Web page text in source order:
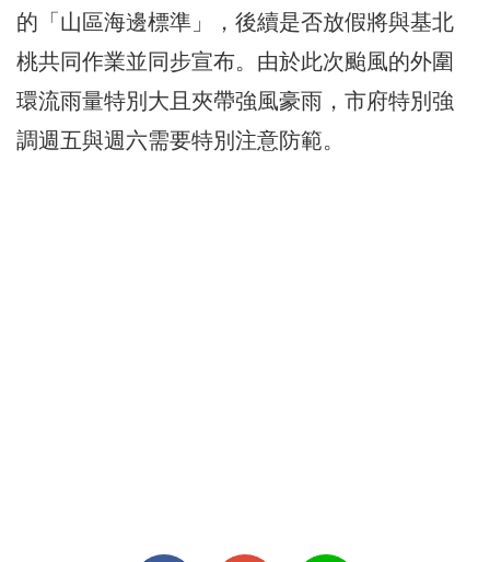
的「山區海邊標準」，後續是否放假將與基北
桃共同作業並同步宣布。由於此次颱風的外圍
環流雨量特別大且夾帶強風豪雨，市府特別強
調週五與週六需要特別注意防範。